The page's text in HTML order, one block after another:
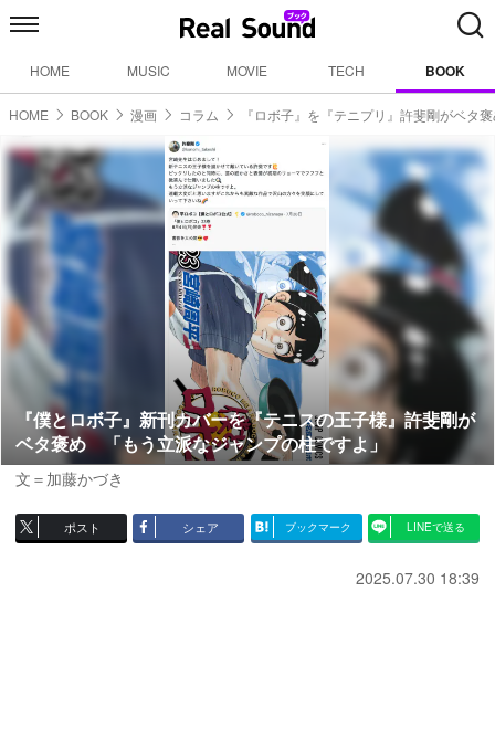
HOME MUSIC MOVIE TECH BOOK
HOME BOOK 漫画 コラム 『ロボ子』を『テニプリ』許斐剛がベタ
『僕とロボ子』新刊カバーを『テニスの王子様』許斐剛が
ベタ褒め 「もう立派なジャンプの柱ですよ」
文＝加藤かづき
ポスト シェア ブックマーク LINEで送る
2025.07.30 18:39